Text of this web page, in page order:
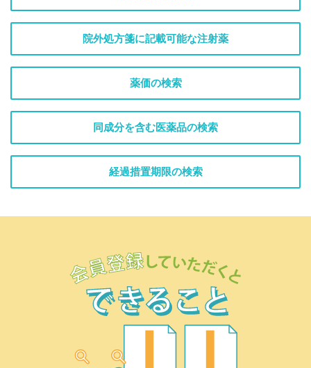
院外処方箋に記載可能な注射薬
薬価の検索
同成分を含む医薬品の検索
経過措置期限の検索